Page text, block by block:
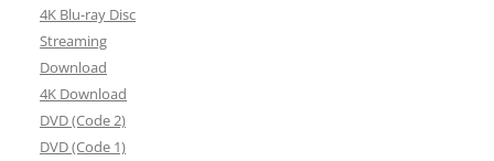
4K Blu-ray Disc
Streaming
Download
4K Download
DVD (Code 2)
DVD (Code 1)